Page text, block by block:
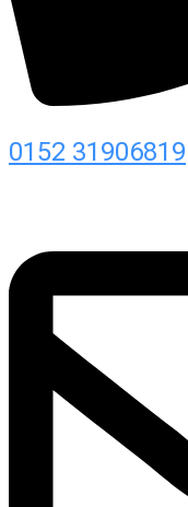
0152 31906819